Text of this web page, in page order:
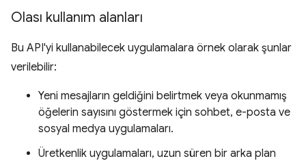
Olası kullanım alanları
Bu API'yi kullanabilecek uygulamalara örnek olarak şunlar
verilebilir:
Yeni mesajların geldiğini belirtmek veya okunmamış
öğelerin sayısını göstermek için sohbet, e-posta ve
sosyal medya uygulamaları.
Üretkenlik uygulamaları, uzun süren bir arka plan